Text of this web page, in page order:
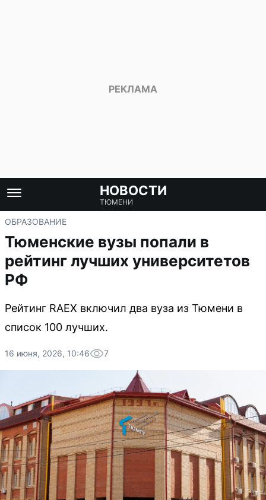
НОВОСТИ
ТЮМЕНИ
ОБРАЗОВАНИЕ
Тюменские вузы попали в
рейтинг лучших университетов
РФ
Рейтинг RAEX включил два вуза из Тюмени в
список 100 лучших.
16 июня, 2026, 10:46 7